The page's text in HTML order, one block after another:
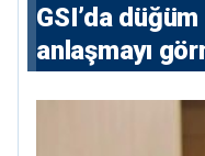
GSI’da
anlaşmayı